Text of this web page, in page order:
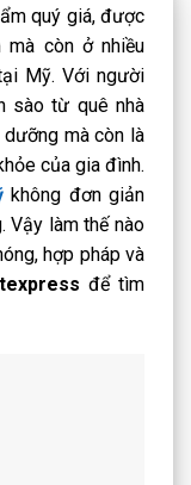
quý giá, được
mà còn ở nhiều
Mỹ. Với người
sào từ quê nhà
mà còn là
của gia đình.
không đơn giản
Vậy làm thế nào
hợp pháp và
để tìm